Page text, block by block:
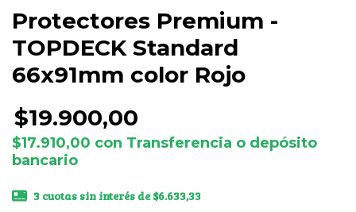
Protectores Premium -
TOPDECK Standard
66x91mm color Rojo
$19.900,00
$17.910,00 con Transferencia o depósito
bancario
3 cuotas sin interés de$6.633,33